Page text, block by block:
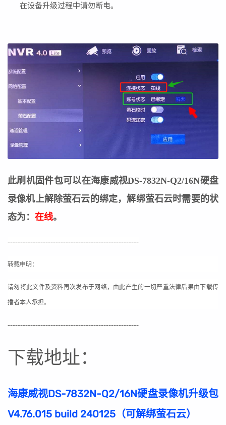
在设备升级过程中请勿断电。
此刷机固件包可以在海康威视DS-7832N-Q2/16N硬盘
录像机上解除萤石云的绑定，解绑萤石云时需要的状
态为： 在线。
----------------------------------------------------
转载申明：
请匆将此文件及资料再次发布于网络，由此产生的一切严重法律后果由下载传
播者本人承担。
----------------------------------------------------
下载地址：
海康威视DS-7832N-Q2/16N硬盘录像机升级包
V4.76.015 build 240125（可解绑萤石云）